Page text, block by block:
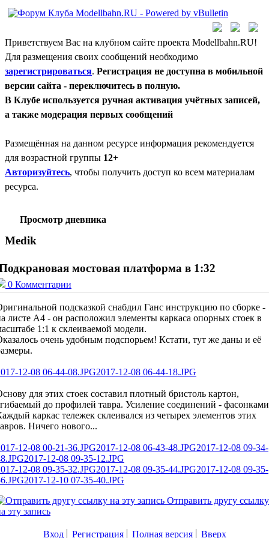
Приветствуем Вас на клубном сайте проекта Modellbahn.RU!
Для размещения своих сообщений необходимо
зарегистрироваться. Регистрация не доступна в мобильной
версии сайта - переключитесь в полную.
В Клубе используется ручная активация учётных записей,
а также модерация первых сообщений
Размещённая на данном ресурсе информация рекомендуется
для возрастной группы 12+
Авторизуйтесь, чтобы получить доступ ко всем материалам
ресурса.
Просмотр дневника
Medik
мостовая платформа в 1:32
0 Комментарии
подсказкой снабдил Ганс инструкцию по сборке -
листе A4 - он расположил элементы каркаса опорных стоек в
1:1 к склеиваемой модели.
очень удобным подспорьем! Кстати, тут же даны и её
12-08 06-44-08.JPG2017-12-08 06-44-18.JPG
для этих стоек составил плотный бристоль картон,
до профилей тавра. Усиление соединений -
каркас тележек склеивался из четырех элементов этих
Ничего нового...
12-08 00-21-36.JPG2017-12-08 06-43-48.JPG2017-12-08 09-34-
2017-12-08 09-35-12.JPG
12-08 09-35-32.JPG2017-12-08 09-35-44.JPG2017-12-08 09-35-
2017-12-10 07-35-40.JPG
Отправить другу ссылку
эту запись
Вход Регистрация Полная версия Вверх